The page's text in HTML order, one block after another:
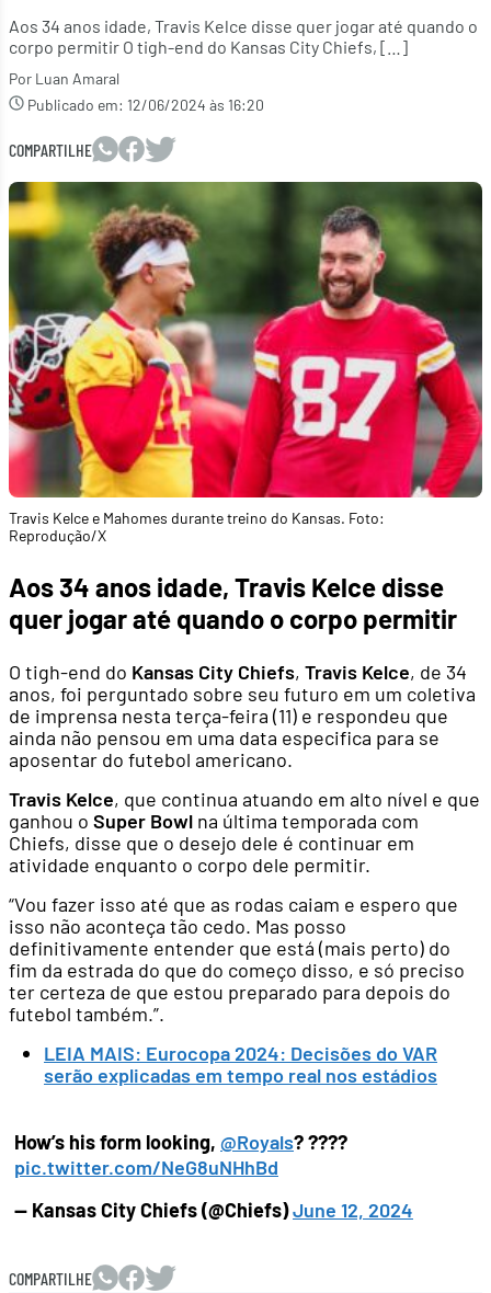
Aos 34 anos idade, Travis Kelce disse quer jogar até quando o
corpo permitir O tigh-end do Kansas City Chiefs, […]
Por Luan Amaral
Publicado em: 12/06/2024 às 16:20
COMPARTILHE
Travis Kelce e Mahomes durante treino do Kansas. Foto:
Reprodução/X
Aos 34 anos idade, Travis Kelce disse
quer jogar até quando o corpo permitir
O tigh-end do Kansas City Chiefs, Travis Kelce, de 34
anos, foi perguntado sobre seu futuro em um coletiva
de imprensa nesta terça-feira (11) e respondeu que
ainda não pensou em uma data especifica para se
aposentar do futebol americano.
Travis Kelce, que continua atuando em alto nível e que
ganhou o Super Bowl na última temporada com
Chiefs, disse que o desejo dele é continuar em
atividade enquanto o corpo dele permitir.
“Vou fazer isso até que as rodas caiam e espero que
isso não aconteça tão cedo. Mas posso
definitivamente entender que está (mais perto) do
fim da estrada do que do começo disso, e só preciso
ter certeza de que estou preparado para depois do
futebol também.”.
LEIA MAIS: Eurocopa 2024: Decisões do VAR
serão explicadas em tempo real nos estádios
How’s his form looking, @Royals? ????
pic.twitter.com/NeG8uNHhBd
— Kansas City Chiefs (@Chiefs)June 12, 2024
COMPARTILHE